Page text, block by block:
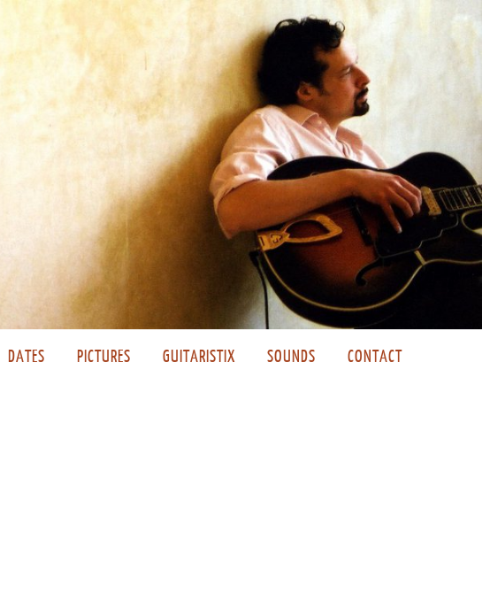
DATES PICTURES GUITARISTIX SOUNDS CONTACT